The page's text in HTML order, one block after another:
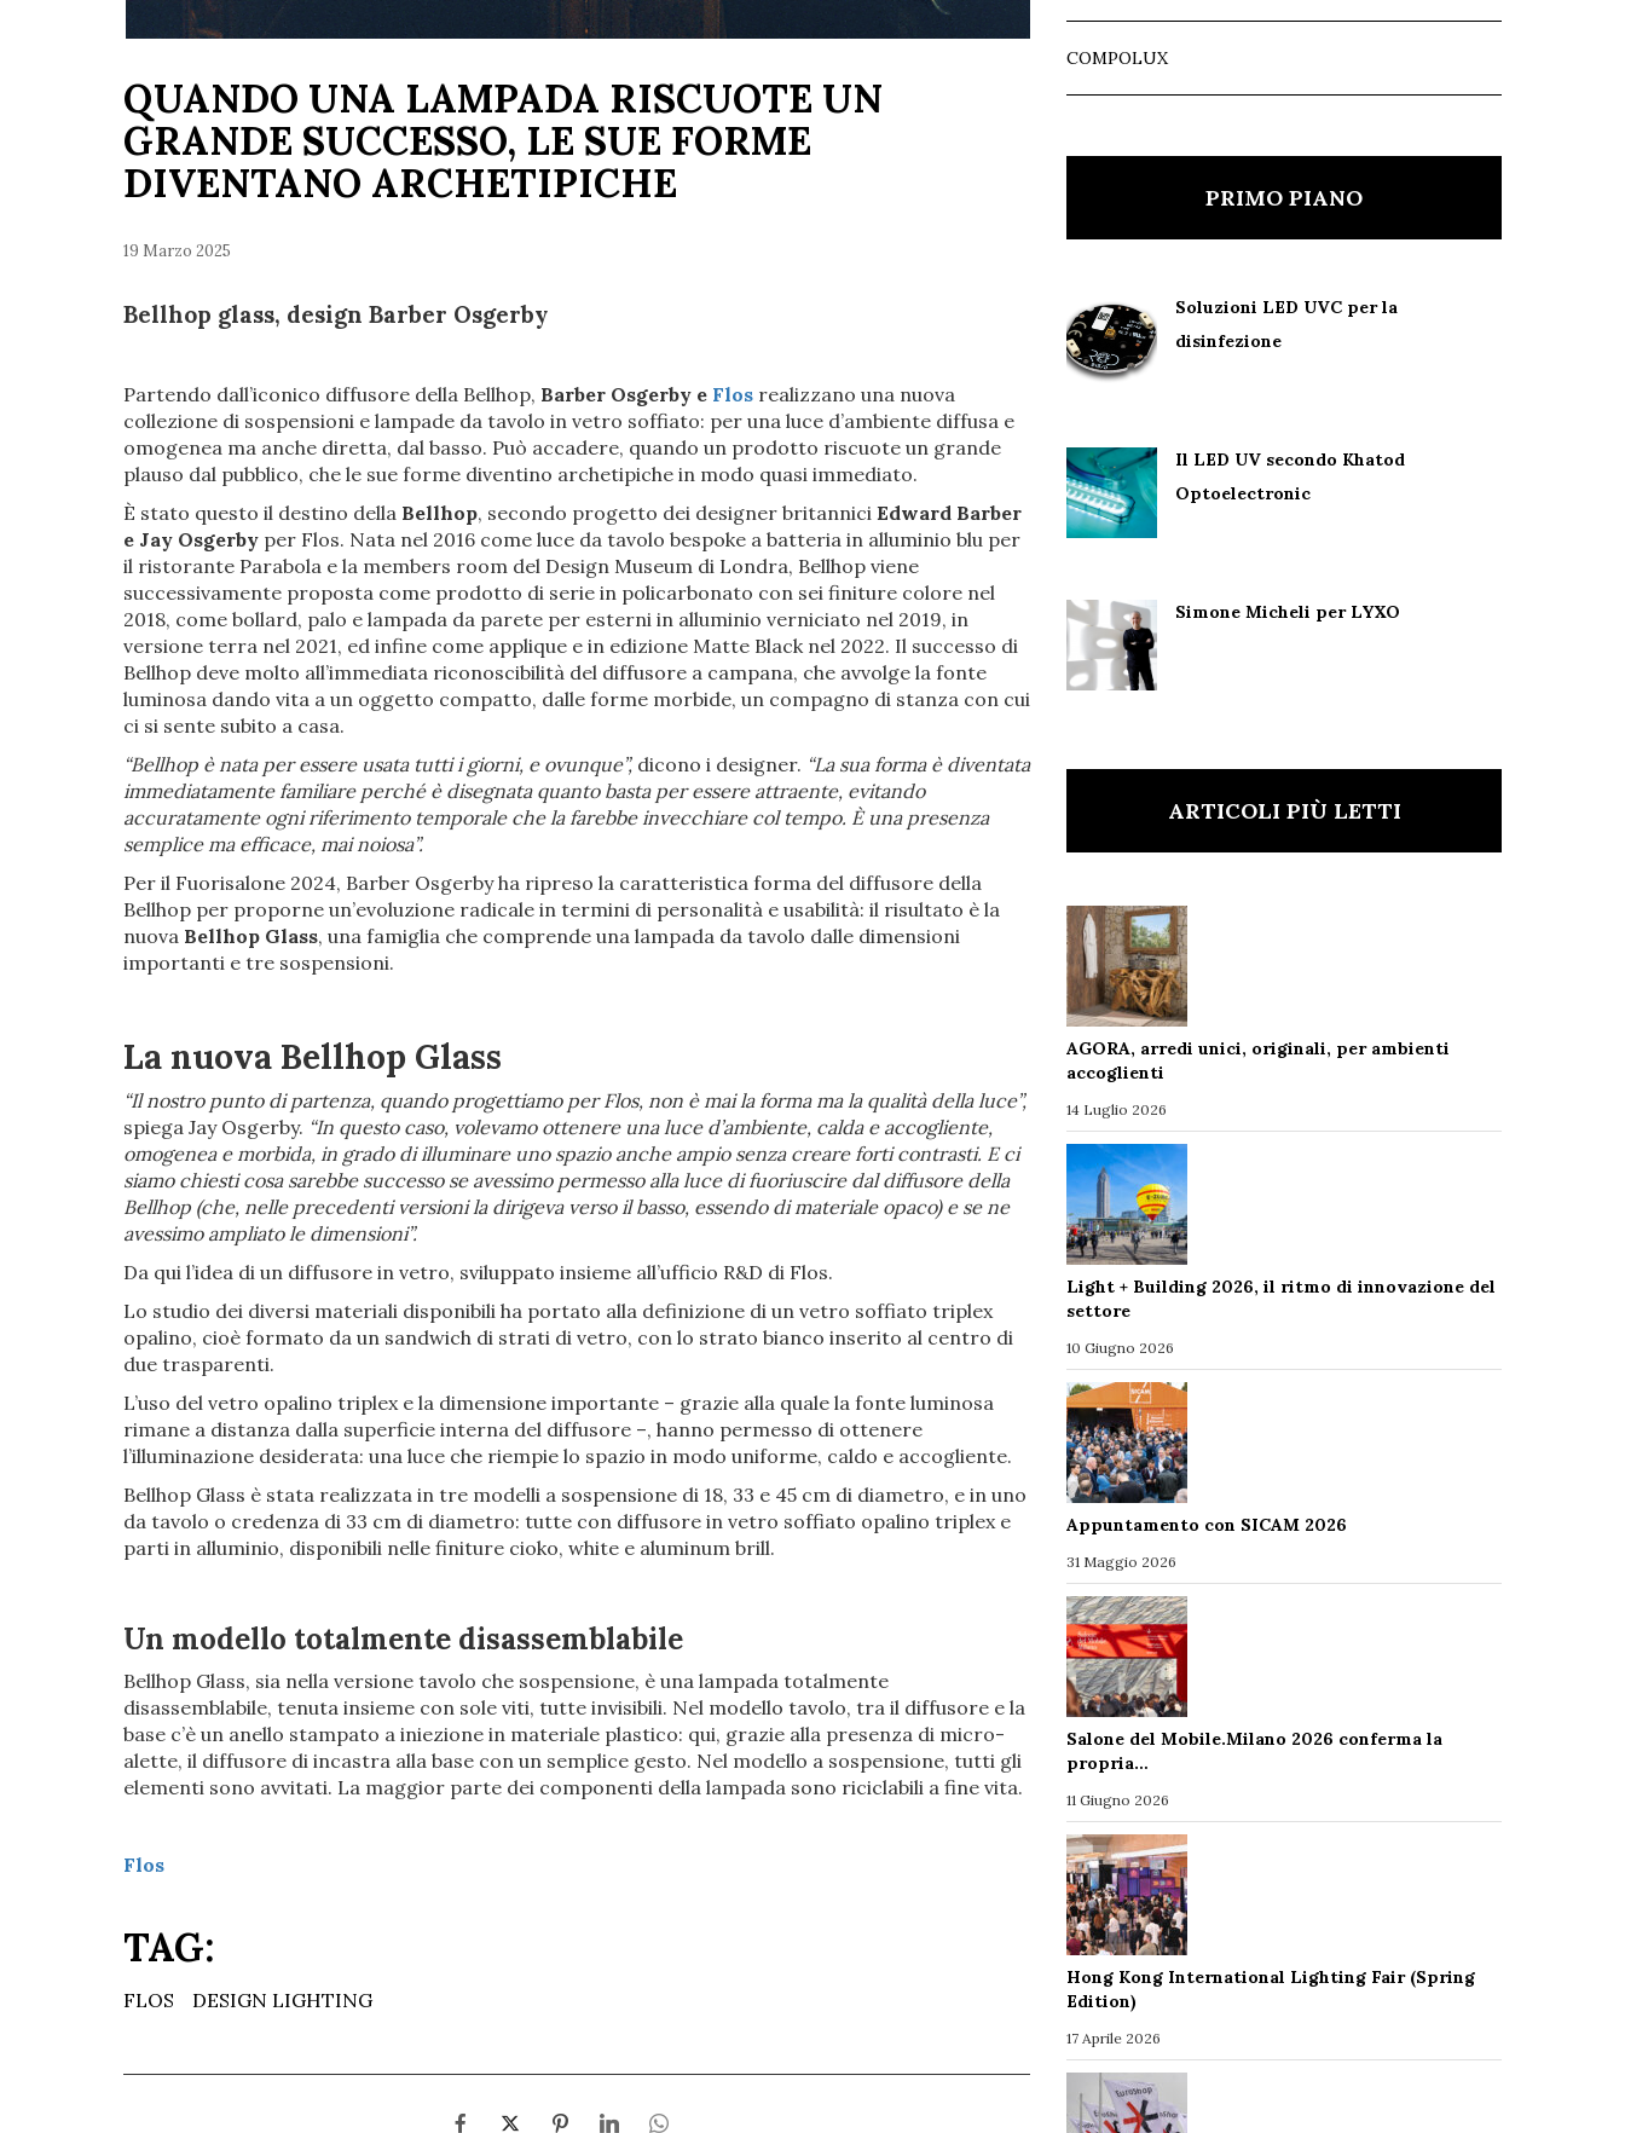
QUANDO UNA LAMPADA RISCUOTE UN
GRANDE SUCCESSO, LE SUE FORME
DIVENTANO ARCHETIPICHE
19 Marzo 2025
Bellhop glass, design Barber Osgerby
Partendo dall’iconico diffusore della Bellhop, Barber Osgerby e Flos realizzano una nuova
collezione di sospensioni e lampade da tavolo in vetro soffiato: per una luce d’ambiente diffusa e
omogenea ma anche diretta, dal basso. Può accadere, quando un prodotto riscuote un grande
plauso dal pubblico, che le sue forme diventino archetipiche in modo quasi immediato.
È stato questo il destino della Bellhop, secondo progetto dei designer britannici Edward Barber
e Jay Osgerby per Flos. Nata nel 2016 come luce da tavolo bespoke a batteria in alluminio blu per
il ristorante Parabola e la members room del Design Museum di Londra, Bellhop viene
successivamente proposta come prodotto di serie in policarbonato con sei finiture colore nel
2018, come bollard, palo e lampada da parete per esterni in alluminio verniciato nel 2019, in
versione terra nel 2021, ed infine come applique e in edizione Matte Black nel 2022. Il successo di
Bellhop deve molto all’immediata riconoscibilità del diffusore a campana, che avvolge la fonte
luminosa dando vita a un oggetto compatto, dalle forme morbide, un compagno di stanza con cui
ci si sente subito a casa.
“Bellhop è nata per essere usata tutti i giorni, e ovunque”, dicono i designer. “La sua forma è diventata
immediatamente familiare perché è disegnata quanto basta per essere attraente, evitando
accuratamente ogni riferimento temporale che la farebbe invecchiare col tempo. È una presenza
semplice ma efficace, mai noiosa”.
Per il Fuorisalone 2024, Barber Osgerby ha ripreso la caratteristica forma del diffusore della
Bellhop per proporne un’evoluzione radicale in termini di personalità e usabilità: il risultato è la
nuova Bellhop Glass, una famiglia che comprende una lampada da tavolo dalle dimensioni
importanti e tre sospensioni.
La nuova Bellhop Glass
“Il nostro punto di partenza, quando progettiamo per Flos, non è mai la forma ma la qualità della luce”,
spiega Jay Osgerby. “In questo caso, volevamo ottenere una luce d’ambiente, calda e accogliente,
omogenea e morbida, in grado di illuminare uno spazio anche ampio senza creare forti contrasti. E ci
siamo chiesti cosa sarebbe successo se avessimo permesso alla luce di fuoriuscire dal diffusore della
Bellhop (che, nelle precedenti versioni la dirigeva verso il basso, essendo di materiale opaco) e se ne
avessimo ampliato le dimensioni”.
Da qui l’idea di un diffusore in vetro, sviluppato insieme all’ufficio R&D di Flos.
Lo studio dei diversi materiali disponibili ha portato alla definizione di un vetro soffiato triplex
opalino, cioè formato da un sandwich di strati di vetro, con lo strato bianco inserito al centro di
due trasparenti.
L’uso del vetro opalino triplex e la dimensione importante – grazie alla quale la fonte luminosa
rimane a distanza dalla superficie interna del diffusore –, hanno permesso di ottenere
l’illuminazione desiderata: una luce che riempie lo spazio in modo uniforme, caldo e accogliente.
Bellhop Glass è stata realizzata in tre modelli a sospensione di 18, 33 e 45 cm di diametro, e in uno
da tavolo o credenza di 33 cm di diametro: tutte con diffusore in vetro soffiato opalino triplex e
parti in alluminio, disponibili nelle finiture cioko, white e aluminum brill.
Un modello totalmente disassemblabile
Bellhop Glass, sia nella versione tavolo che sospensione, è una lampada totalmente
disassemblabile, tenuta insieme con sole viti, tutte invisibili. Nel modello tavolo, tra il diffusore e la
base c’è un anello stampato a iniezione in materiale plastico: qui, grazie alla presenza di micro-
alette, il diffusore di incastra alla base con un semplice gesto. Nel modello a sospensione, tutti gli
elementi sono avvitati. La maggior parte dei componenti della lampada sono riciclabili a fine vita.
Flos
TAG:
FLOS DESIGN LIGHTING
COMPOLUX
PRIMO PIANO
Soluzioni LED UVC per la
disinfezione
Il LED UV secondo Khatod
Optoelectronic
Simone Micheli per LYXO
ARTICOLI PIÙ LETTI
AGORA, arredi unici, originali, per ambienti
accoglienti
14 Luglio 2026
Light + Building 2026, il ritmo di innovazione del
settore
10 Giugno 2026
Appuntamento con SICAM 2026
31 Maggio 2026
Salone del Mobile.Milano 2026 conferma la
propria…
11 Giugno 2026
Hong Kong International Lighting Fair (Spring
Edition)
17 Aprile 2026